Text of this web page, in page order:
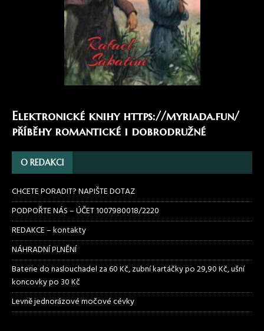
Elektronické knihy https://myriada.fun/
příběhy romantické i dobrodružné
O REDAKCI
CHCETE PORADIT? NAPIŠTE DOTAZ
PODPOŘTE NÁS – ÚČET 1007980018/2220
REDAKCE – kontakty
NÁHRADNÍ PLNĚNÍ
Baterie do naslouchadel za 60 Kč, zubní kartáčky po 29,90 Kč, ušní
koncovky po 30 Kč
Levně jednorázové močové cévky